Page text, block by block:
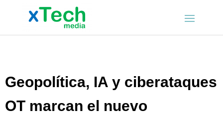
Geopolítica, IA y ciberataques
OT marcan el nuevo